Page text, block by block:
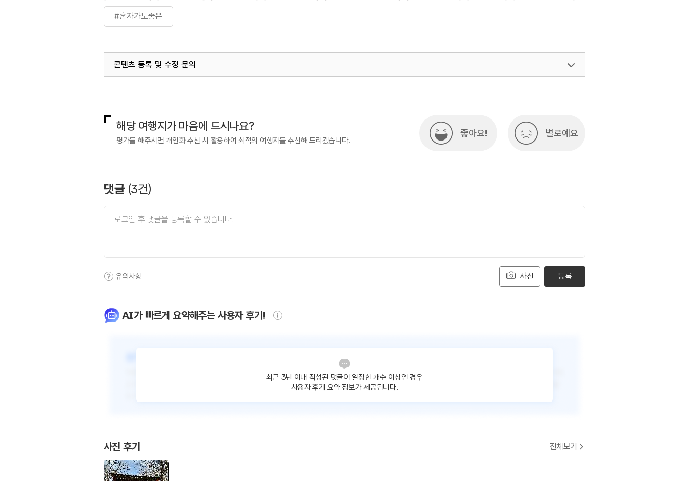
#혼자가도좋은
콘텐츠 등록 및 수정 문의
해당 여행지가 마음에 드시나요?
평가를 해주시면 개인화 추천 시 활용하여 최적의 여행지를 추천해 드리겠습니다.
좋아요! 별로예요
댓글 (3건)
사진
유의사항 등록
AI가 빠르게 요약해주는 사용자 후기!
최근 3년 이내 작성된 댓글이 일정한 개수 이상인 경우
사용자 후기 요약 정보가 제공됩니다.
사진 후기 전체보기